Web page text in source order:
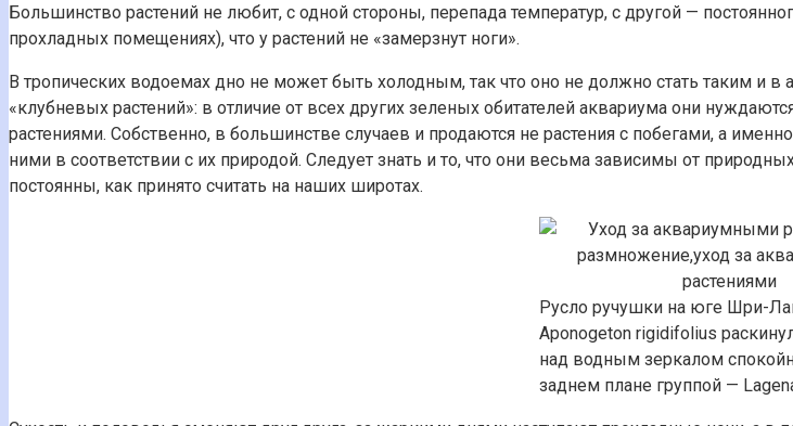
Большинство растений не любит, с одной стороны, перепада температур, с другой —
прохладных помещениях), что у растений не «замерзнут ноги».
В тропических водоемах дно не может быть холодным, так что оно не должно стать таким и
«клубневых растений»: в отличие от всех других зеленых обитателей аквариума они
растениями. Собственно, в большинстве случаев и продаются не растения с побегами, а
ними в соответствии с их природой. Следует знать и то, что они весьма зависимы от
постоянны, как принято считать на наших широтах.
Русло ручушки на юге Шри-
Aponogeton rigidifolius
над водным зеркалом
заднем плане группой —